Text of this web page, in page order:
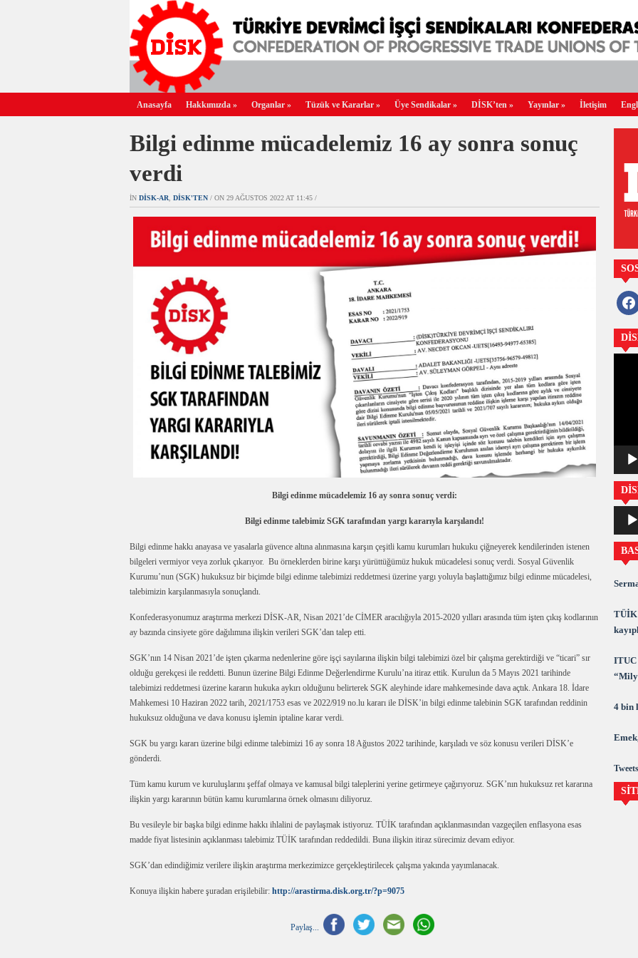
Anasayfa Hakkımızda » Organlar » Tüzük ve Kararlar » Üye Sendikalar » DİSK’ten » Yayınlar » İletişim
Bilgi edinme mücadelemiz 16 ay sonra sonuç
verdi
IN DİSK-AR DİSK'TEN / ON 29 AĞUSTOS 2022 AT 11:45 /
Bilgi edinme mücadelemiz 16 ay sonra sonuç verdi:
Bilgi edinme talebimiz SGK tarafından yargı kararıyla karşılandı!
Bilgi edinme hakkı anayasa ve yasalarla güvence altına alınmasına karşın çeşitli kamu kurumları hukuku çiğneyerek kendilerinden istenen
bilgeleri vermiyor veya zorluk çıkarıyor. Bu örneklerden birine karşı yürüttüğümüz hukuk mücadelesi sonuç verdi. Sosyal Güvenlik
Kurumu’nun (SGK) hukuksuz bir biçimde bilgi edinme talebimizi reddetmesi üzerine yargı yoluyla başlattığımız bilgi edinme mücadelesi,
talebimizin karşılanmasıyla sonuçlandı.
Konfederasyonumuz araştırma merkezi DİSK-AR, Nisan 2021’de CİMER aracılığıyla 2015-2020 yılları arasında tüm işten çıkış kodlarının
ay bazında cinsiyete göre dağılımına ilişkin verileri SGK’dan talep etti.
SGK’nın 14 Nisan 2021’de işten çıkarma nedenlerine göre işçi sayılarına ilişkin bilgi talebimizi özel bir çalışma gerektirdiği ve “ticari” sır
olduğu gerekçesi ile reddetti. Bunun üzerine Bilgi Edinme Değerlendirme Kurulu’na itiraz ettik. Kurulun da 5 Mayıs 2021 tarihinde
talebimizi reddetmesi üzerine kararın hukuka aykırı olduğunu belirterek SGK aleyhinde idare mahkemesinde dava açtık. Ankara 18. İdare
Mahkemesi 10 Haziran 2022 tarih, 2021/1753 esas ve 2022/919 no.lu kararı ile DİSK’in bilgi edinme talebinin SGK tarafından reddinin
hukuksuz olduğuna ve dava konusu işlemin iptaline karar verdi.
SGK bu yargı kararı üzerine bilgi edinme talebimizi 16 ay sonra 18 Ağustos 2022 tarihinde, karşıladı ve söz konusu verileri DİSK’e
gönderdi.
Tüm kamu kurum ve kuruluşlarını şeffaf olmaya ve kamusal bilgi taleplerini yerine getirmeye çağırıyoruz. SGK’nın hukuksuz ret kararına
ilişkin yargı kararının bütün kamu kurumlarına örnek olmasını diliyoruz.
Bu vesileyle bir başka bilgi edinme hakkı ihlalini de paylaşmak istiyoruz. TÜİK tarafından açıklanmasından vazgeçilen enflasyona esas
madde fiyat listesinin açıklanması talebimiz TÜİK tarafından reddedildi. Buna ilişkin itiraz sürecimiz devam ediyor.
SGK’dan edindiğimiz verilere ilişkin araştırma merkezimizce gerçekleştirilecek çalışma yakında yayımlanacak.
Konuya ilişkin habere şuradan erişilebilir: http://arastirma.disk.org.tr/?p=9075
Paylaş...
oynatıcı
TÜİK
ITUC
4 bin